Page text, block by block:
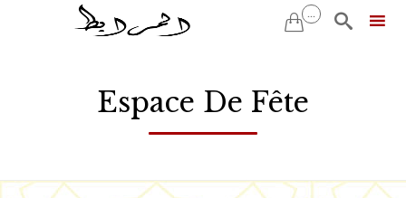
 ... 
content
Espace De Fête